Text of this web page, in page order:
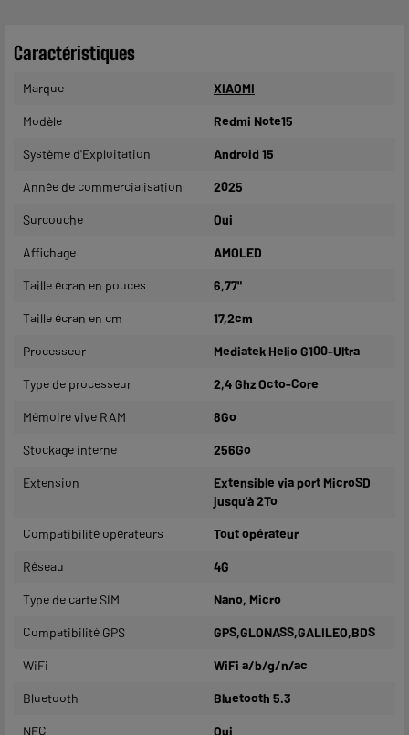
Caractéristiques
Marque XIAOMI
Modèle Redmi Note15
Système d'Exploitation Android 15
Année de commercialisation 2025
Surcouche Oui
Affichage AMOLED
Taille écran en pouces 6,77"
Taille écran en cm 17,2cm
Processeur Mediatek Helio G100-Ultra
Type de processeur 2,4 Ghz Octo-Core
Mémoire vive RAM 8Go
Stockage interne 256Go
Extension
Extensible via port MicroSD
jusqu'à 2To
Compatibilité opérateurs Tout opérateur
Réseau 4G
Type de carte SIM Nano, Micro
Compatibilité GPS GPS,GLONASS,GALILEO,BDS
WiFi WiFi a/b/g/n/ac
Bluetooth Bluetooth 5.3
NFC Oui